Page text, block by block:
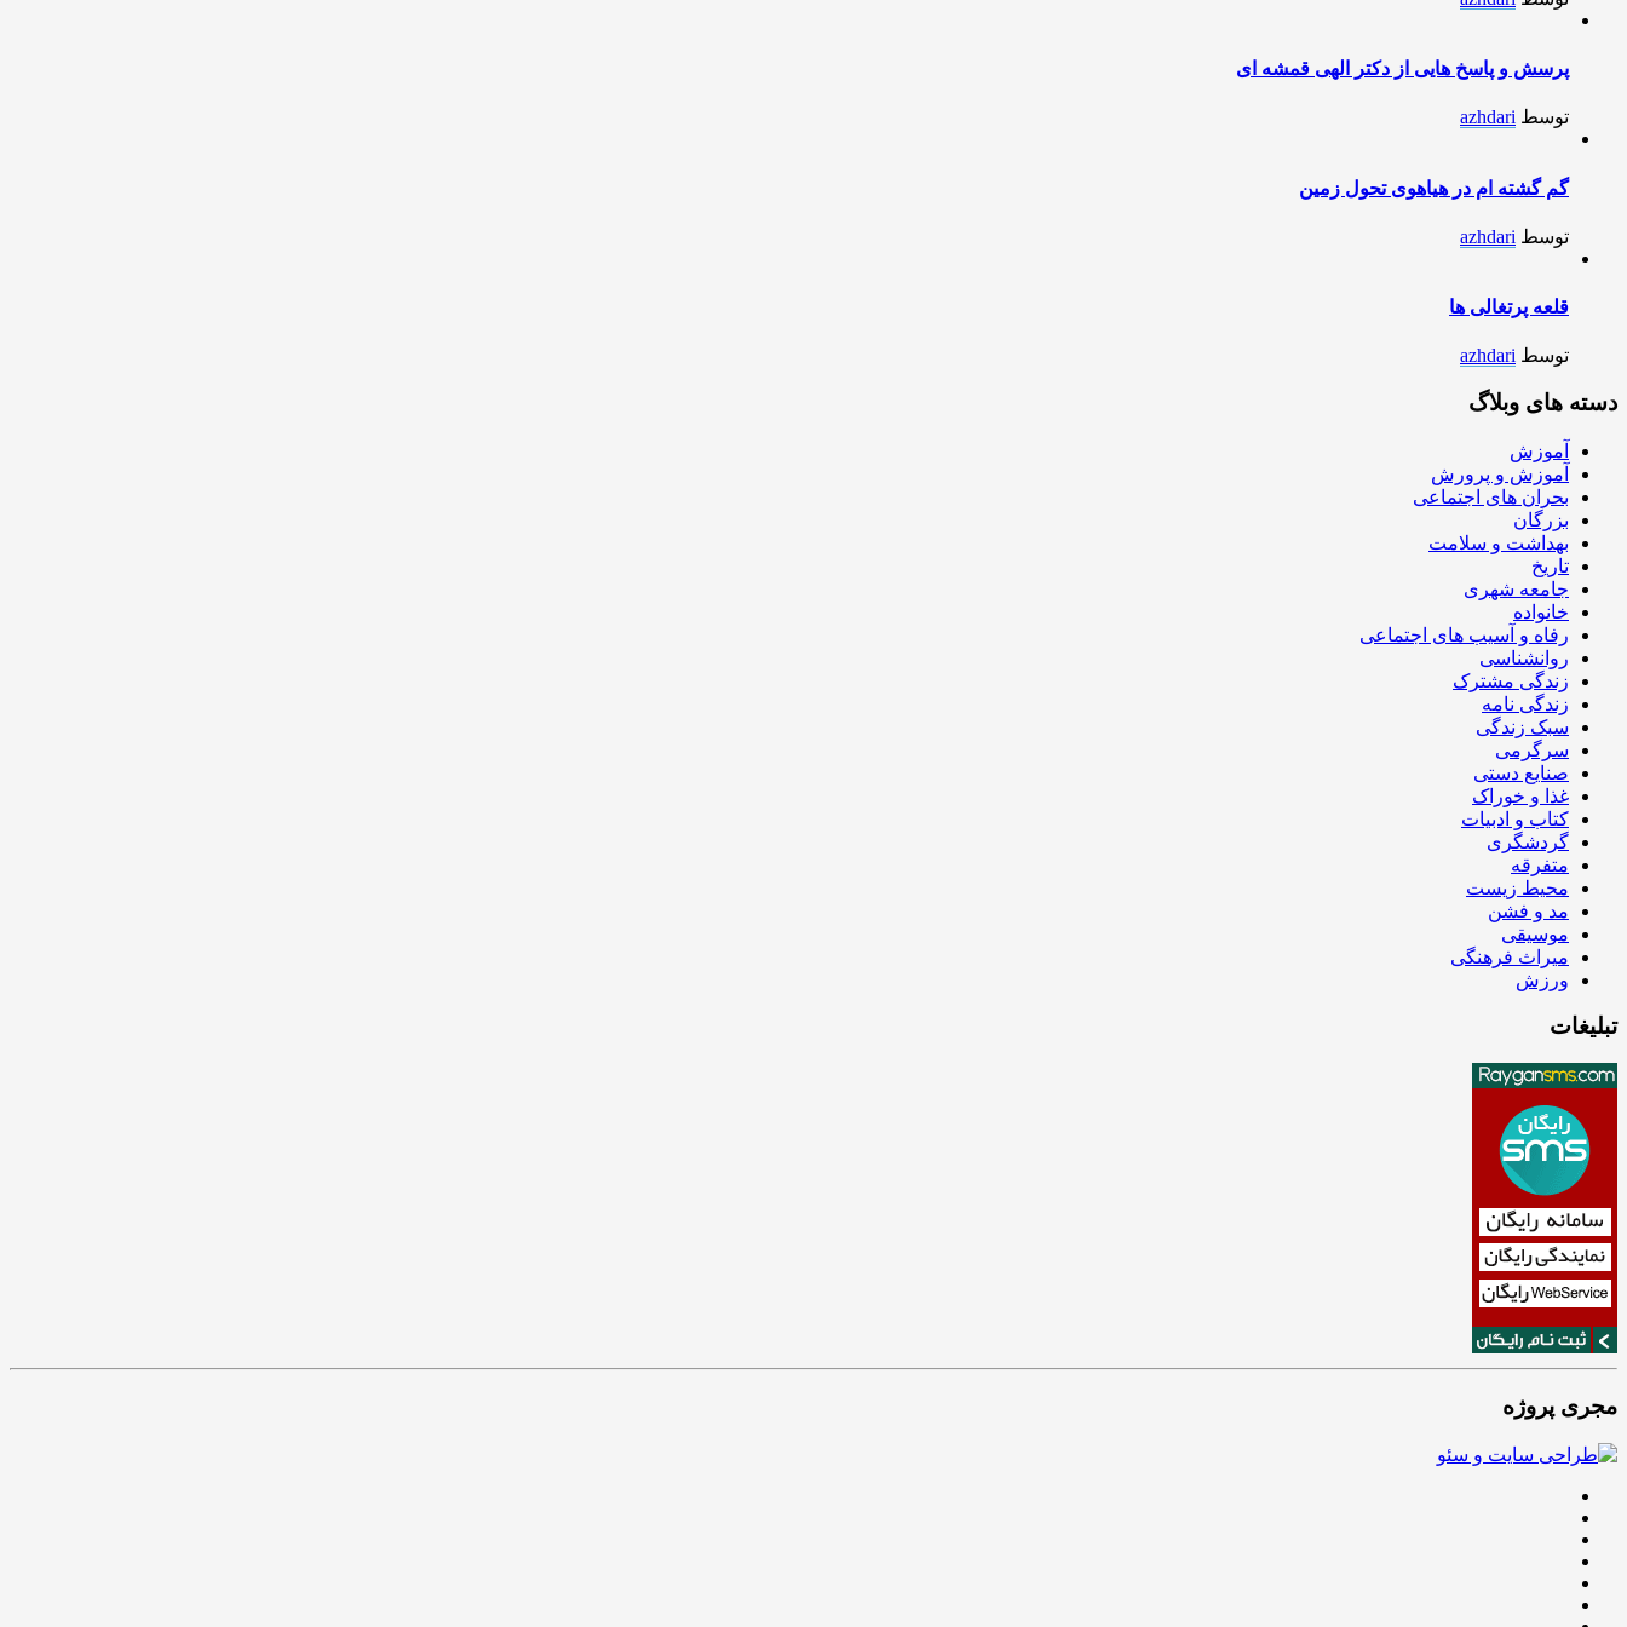
پرسش و پاسخ هایی از دکتر الهی قمشه ای
توسط azhdari
گم گشته ام در هیاهوی تحول زمین
توسط azhdari
قلعه پرتغالی ها
توسط azhdari
دسته های وبلاگ
آموزش
آموزش و پرورش
بحران های اجتماعی
بزرگان
بهداشت و سلامت
تاریخ
جامعه شهری
خانواده
رفاه و آسیب های اجتماعی
روانشناسی
زندگی مشترک
زندگی نامه
سبک زندگی
سرگرمی
صنایع دستی
غذا و خوراک
کتاب و ادبیات
گردشگری
متفرقه
محیط زیست
مد و فشن
موسیقی
میراث فرهنگی
ورزش
تبلیغات
مجری پروژه